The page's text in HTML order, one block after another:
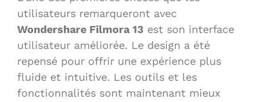
utilisateurs remarqueront avec
Wondershare Filmora 13 est son interface
utilisateur améliorée. Le design a été
repensé pour offrir une expérience plus
fluide et intuitive. Les outils et les
fonctionnalités sont maintenant mieux